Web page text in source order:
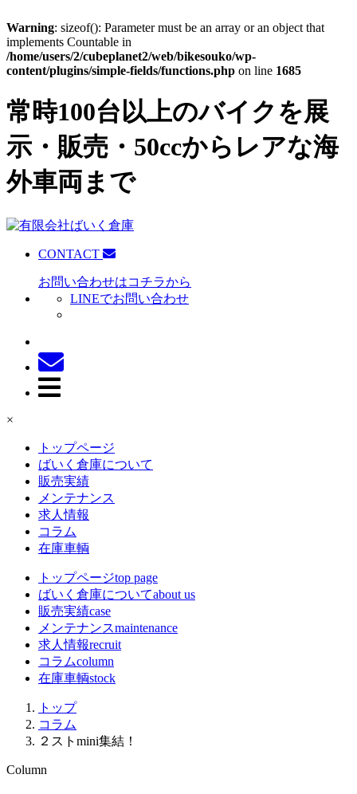
Warning: sizeof(): Parameter must be an array or an object that
implements Countable in
/home/users/2/cubeplanet2/web/bikesouko/wp-
content/plugins/simple-fields/functions.php on line 1685
常時100台以上のバイクを展
示・販売・50ccからレアな海
外車両まで
CONTACT
お問い合わせはコチラから
LINEでお問い合わせ
×
トップページ
ばいく倉庫について
販売実績
メンテナンス
求人情報
コラム
在庫車輌
トップページtop page
ばいく倉庫についてabout us
販売実績case
メンテナンスmaintenance
求人情報recruit
コラムcolumn
在庫車輌stock
トップ
コラム
２ストmini集結！
Column